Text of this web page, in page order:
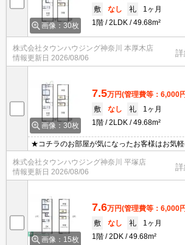
画像：30枚
敷
なし 礼
1ヶ月
1階
2LDK 49.68m²
株式会社タウンハウジング神奈川 本厚木店
情報更新日 2026/08/06
画像：30枚
7.5万円(管理費等：6,000
敷
なし 礼
1ヶ月
1階
2LDK 49.68m²
★コチラのお部屋が気になったお客様はお気軽
ませ★専門スタッフが詳細情報をご案内させ
ろん、他の物件もまとめてご紹介可能です！
株式会社タウンハウジング神奈川 平塚店
情報更新日 2026/08/06
画像：15枚
7.6万円(管理費等：6,000
敷
なし 礼
1ヶ月
1階
2DK 49.68m²